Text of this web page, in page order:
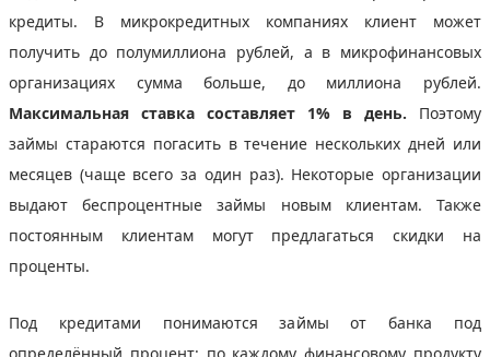
кредиты. В микрокредитных компаниях клиент может
получить до полумиллиона рублей, а в микрофинансовых
организациях сумма больше, до миллиона рублей.
Максимальная ставка составляет 1% в день. Поэтому
займы стараются погасить в течение нескольких дней или
месяцев (чаще всего за один раз). Некоторые организации
выдают беспроцентные займы новым клиентам. Также
постоянным клиентам могут предлагаться скидки на
проценты.
Под кредитами понимаются займы от банка под